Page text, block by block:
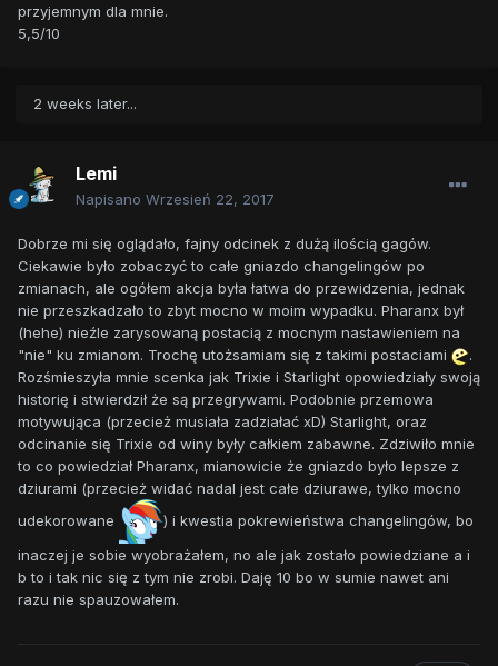
przyjemnym dla mnie.
5,5/10
2 weeks later...
Lemi
Napisano Wrzesień 22, 2017
Dobrze mi się oglądało, fajny odcinek z dużą ilością gagów.
Ciekawie było zobaczyć to całe gniazdo changelingów po
zmianach, ale ogółem akcja była łatwa do przewidzenia, jednak
nie przeszkadzało to zbyt mocno w moim wypadku. Pharanx był
(hehe) nieźle zarysowaną postacią z mocnym nastawieniem na
"nie" ku zmianom. Trochę utożsamiam się z takimi postaciami
.
Rozśmieszyła mnie scenka jak Trixie i Starlight opowiedziały swoją
historię i stwierdził że są przegrywami. Podobnie przemowa
motywująca (przecież musiała zadziałać xD) Starlight, oraz
odcinanie się Trixie od winy były całkiem zabawne. Zdziwiło mnie
to co powiedział Pharanx, mianowicie że gniazdo było lepsze z
dziurami (przecież widać nadal jest całe dziurawe, tylko mocno
udekorowane
) i kwestia pokrewieństwa changelingów, bo
inaczej je sobie wyobrażałem, no ale jak zostało powiedziane a i
b to i tak nic się z tym nie zrobi. Daję 10 bo w sumie nawet ani
razu nie spauzowałem.